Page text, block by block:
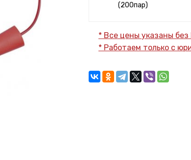
(200пар)
* Все цены указаны
* Работаем только с